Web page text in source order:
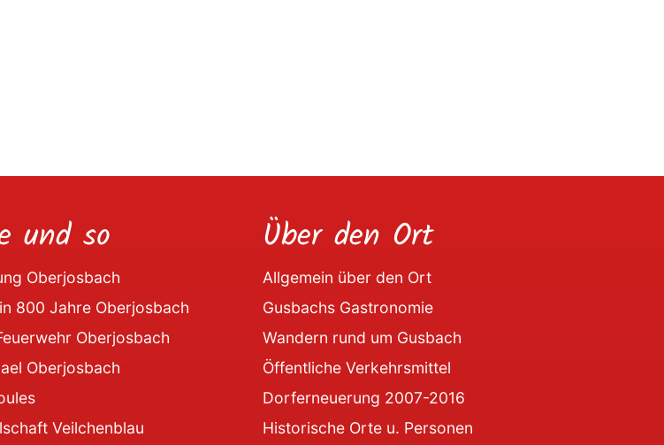
und so
Oberjosbach
800 Jahre Oberjosbach
Oberjosbach
Oberjosbach
Veilchenblau
Über den Ort
Allgemein über den Ort
Gusbachs Gastronomie
Wandern rund um Gusbach
Öffentliche Verkehrsmittel
Dorferneuerung 2007-2016
Historische Orte u. Personen